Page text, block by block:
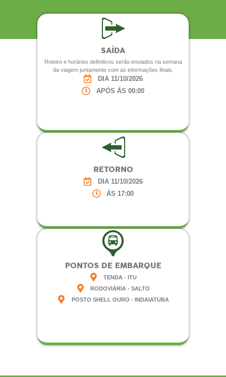
SAÍDA
Roteiro e horários definitivos serão enviados na semana
da viagem juntamente com as informações finais.
DIA 11/10/2026
APÓS ÁS 00:00
RETORNO
DIA 11/10/2026
ÁS 17:00
PONTOS DE EMBARQUE
TENDA - ITU
RODOVIÁRIA - SALTO
POSTO SHELL OURO - INDAIATUBA